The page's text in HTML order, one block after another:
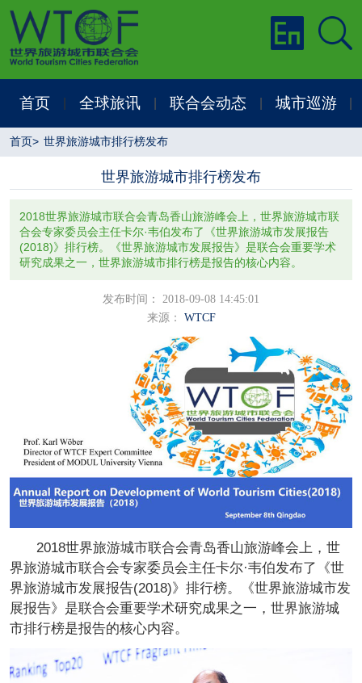
首页 全球旅讯 联合会动态 城市巡游
首页> 世界旅游城市排行榜发布
世界旅游城市排行榜发布
2018世界旅游城市联合会青岛香山旅游峰会上，世界旅游城市联
合会专家委员会主任卡尔·韦伯发布了《世界旅游城市发展报告
(2018)》排行榜。《世界旅游城市发展报告》是联合会重要学术
研究成果之一，世界旅游城市排行榜是报告的核心内容。
发布时间： 2018-09-08 14:45:01
来源：
WTCF
2018世界旅游城市联合会青岛香山旅游峰会上，世
界旅游城市联合会专家委员会主任卡尔·韦伯发布了《世
界旅游城市发展报告(2018)》排行榜。《世界旅游城市发
展报告》是联合会重要学术研究成果之一，世界旅游城
市排行榜是报告的核心内容。